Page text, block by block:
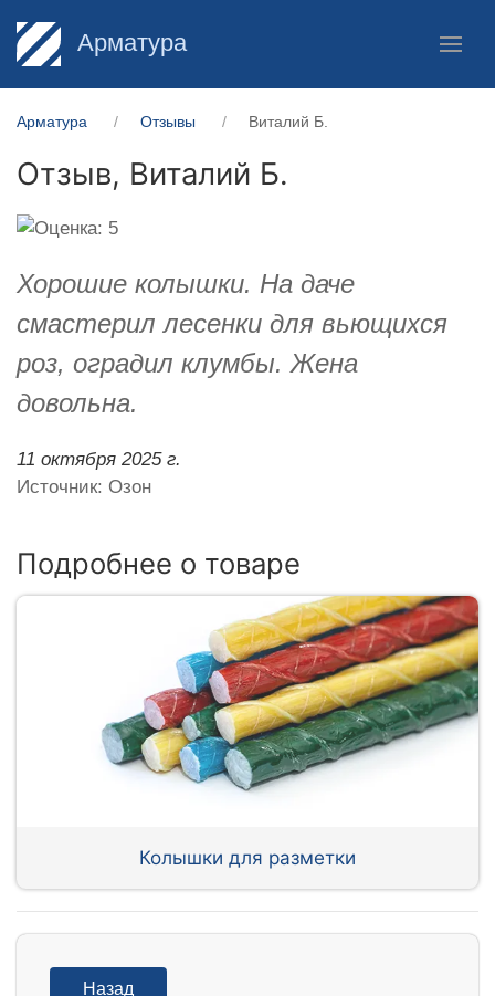
Арматура
Арматура Отзывы Виталий Б.
Отзыв, Виталий Б.
Хорошие колышки. На даче
смастерил лесенки для вьющихся
роз, оградил клумбы. Жена
довольна.
11 октября 2025 г.
Источник: Озон
Подробнее о товаре
Колышки для разметки
Назад